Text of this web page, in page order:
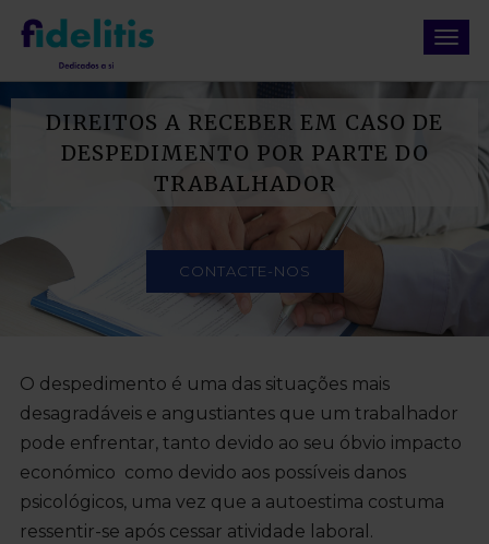
DIREITOS A RECEBER EM CASO DE
DESPEDIMENTO POR PARTE DO
TRABALHADOR
CONTACTE-NOS
O despedimento é uma das situações mais
desagradáveis e angustiantes que um trabalhador
pode enfrentar, tanto devido ao seu óbvio impacto
económico como devido aos possíveis danos
psicológicos, uma vez que a autoestima costuma
ressentir-se após cessar atividade laboral.